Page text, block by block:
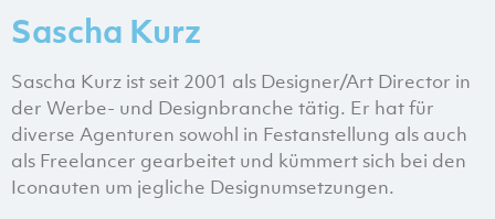
Sascha Kurz
Sascha Kurz ist seit 2001 als Designer/Art Director in
der Werbe- und Designbranche tätig. Er hat für
diverse Agenturen sowohl in Festanstellung als auch
als Freelancer gearbeitet und kümmert sich bei den
Iconauten um jegliche Designumsetzungen.